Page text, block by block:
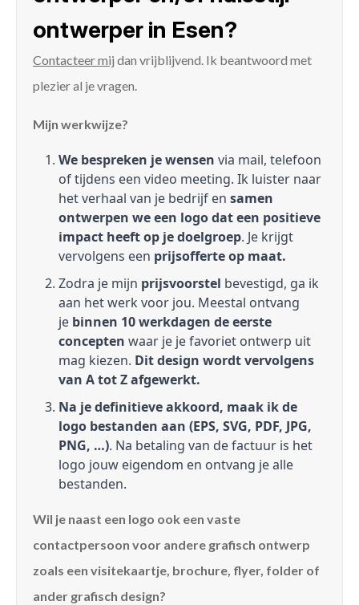
ontwerper in Esen?
Contacteer mij dan vrijblijvend. Ik beantwoord met
plezier al je vragen.
Mijn werkwijze?
We bespreken je wensen via mail, telefoon
of tijdens een video meeting. Ik luister naar
het verhaal van je bedrijf en samen
ontwerpen we een logo dat een positieve
impact heeft op je doelgroep. Je krijgt
vervolgens een prijsofferte op maat.
Zodra je mijn prijsvoorstel bevestigd, ga ik
aan het werk voor jou. Meestal ontvang
je binnen 10 werkdagen de eerste
concepten waar je je favoriet ontwerp uit
mag kiezen. Dit design wordt vervolgens
van A tot Z afgewerkt.
Na je definitieve akkoord, maak ik de
logo bestanden aan (EPS, SVG, PDF, JPG,
PNG, …). Na betaling van de factuur is het
logo jouw eigendom en ontvang je alle
bestanden.
Wil je naast een logo ook een vaste
contactpersoon voor andere grafisch ontwerp
zoals een visitekaartje, brochure, flyer, folder of
ander grafisch design?